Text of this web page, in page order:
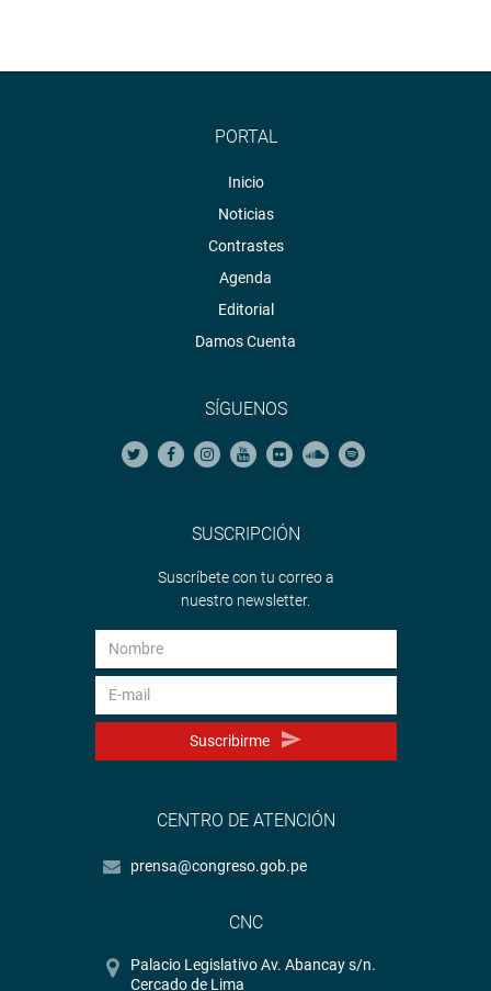
PORTAL
Inicio
Noticias
Contrastes
Agenda
Editorial
Damos Cuenta
SÍGUENOS
SUSCRIPCIÓN
Suscríbete con tu correo a
nuestro newsletter.
Suscribirme
CENTRO DE ATENCIÓN
prensa@congreso.gob.pe
CNC
Palacio Legislativo Av. Abancay s/n.
Cercado de Lima